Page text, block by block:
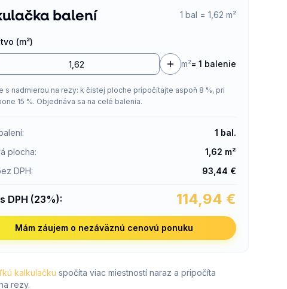
balení 1 bal = 1,62 m²
(m²)
m²= 1 balenie
s nadmierou na rezy: k čistej ploche pripočítajte aspoň 8 %, pri
15 %. Objednáva sa na celé balenia.
: 1 bal.
plocha: 1,62 m²
DPH: 93,44 €
DPH (23%): 114,94 €
Mám záujem o nezáväznú cenovú ponuku
kalkulačku spočíta viac miestností naraz a pripočíta
rezy.